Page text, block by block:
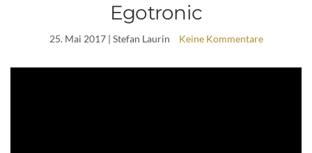
Egotronic
25. Mai 2017| Stefan Laurin Keine Kommentare